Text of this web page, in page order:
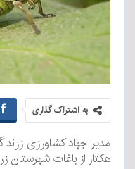
به اشتراک گذاری
هکتار از باغات شهرستان